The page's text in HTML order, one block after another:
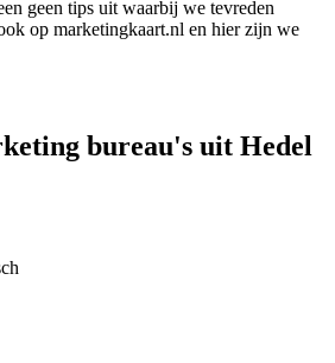
geen tips uit waarbij we tevreden
op marketingkaart.nl en hier zijn we
bureau's uit Hedel